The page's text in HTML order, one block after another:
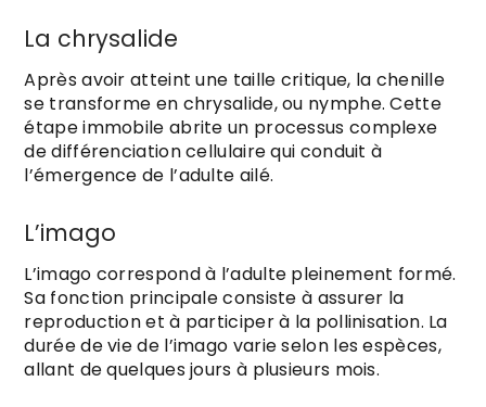
La chrysalide
Après avoir atteint une taille critique, la chenille
se transforme en chrysalide, ou nymphe. Cette
étape immobile abrite un processus complexe
de différenciation cellulaire qui conduit à
l’émergence de l’adulte ailé.
L’imago
L’imago correspond à l’adulte pleinement formé.
Sa fonction principale consiste à assurer la
reproduction et à participer à la pollinisation. La
durée de vie de l’imago varie selon les espèces,
allant de quelques jours à plusieurs mois.